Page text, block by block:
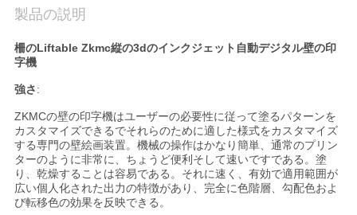
連
絡
し
な
さ
い
製品の説明
柵のLiftable Zkmc縦の3dのインクジェット自動デジタル壁の印
字機
強さ:
ZKMCの壁の印字機はユーザーの必要性に従って塗るパターンを
カスタマイズできるでそれらのために適した様式をカスタマイズ
する専門の壁絵画装置。機械の操作はかなり簡単、通常のプリン
ターのように非常に、ちょうど便利そして速いですである。塗
り、乾燥することは容易である。それに速く、有効で適用範囲が
広い個人化された出力の特徴があり、完全に色階層、勾配色およ
び転移色の効果を反映できる。